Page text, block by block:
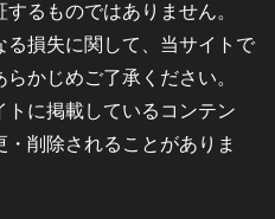
るものではありません。
損失に関して、当サイトで
かじめご了承ください。
に掲載しているコンテン
削除されることがありま